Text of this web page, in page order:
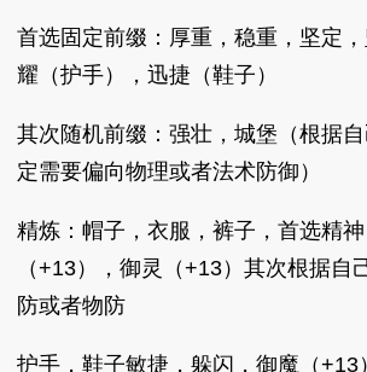
首选固定前缀：厚重，稳重，坚定
耀（护手），迅捷（鞋子）
其次随机前缀：强壮，城堡（根据
定需要偏向物理或者法术防御）
精炼：帽子，衣服，裤子，首选精
（+13），御灵（+13）其次根据自
防或者物防
护手，鞋子敏捷，躲闪，御魔（+13